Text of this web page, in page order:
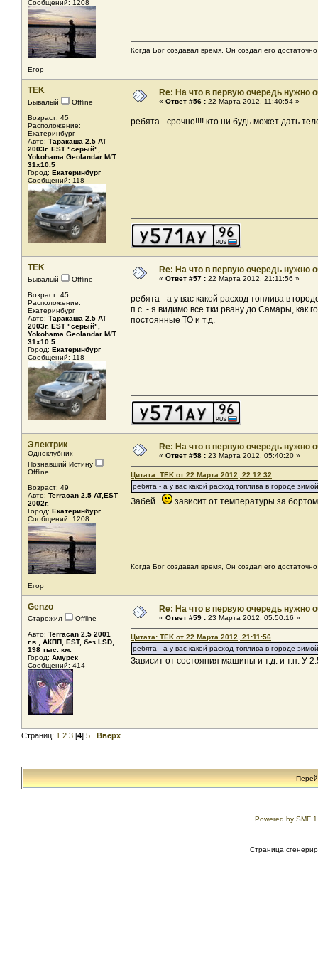
Сообщений: 1208
Егор
Когда Бог создавал время, Он создал его достаточно
TEK
Бывалый
Offline
Возраст: 45
Расположение:
Екатеринбург
Авто: Таракаша 2.5 AT
2003г. EST "серый",
Yokohama Geolandar M/T
31x10.5
Город: Екатеринбург
Сообщений: 118
Re: На что в первую очередь нужно
« Ответ #56 : 22 Марта 2012, 11:40:54 »
ребята - срочно!!!! кто ни будь может дать
TEK
Бывалый
Offline
Возраст: 45
Расположение:
Екатеринбург
Авто: Таракаша 2.5 AT
2003г. EST "серый",
Yokohama Geolandar M/T
31x10.5
Город: Екатеринбург
Сообщений: 118
Re: На что в первую очередь нужно
« Ответ #57 : 22 Марта 2012, 21:11:56 »
ребята - а у вас какой расход топлива в
п.с. - я видимо все тки рвану до Самары, как
постоянные ТО и т.д.
Электрик
Одноклубник
Познавший Истину
Offline
Возраст: 49
Авто: Terracan 2.5 AT,EST
2002г.
Город: Екатеринбург
Сообщений: 1208
Егор
Re: На что в первую очередь нужно
« Ответ #58 : 23 Марта 2012, 05:40:20 »
Цитата: TEK от 22 Марта 2012, 22:12:32
ребята - а у вас какой расход топлива в городе
Забей... зависит от температуры за
Когда Бог создавал время, Он создал его достаточно
Genzo
Старожил
Offline
Авто: Terracan 2.5 2001
г.в., АКПП, EST, без LSD,
198 тыс. км.
Город: Амурск
Сообщений: 414
Re: На что в первую очередь нужно
« Ответ #59 : 23 Марта 2012, 05:50:16 »
Цитата: TEK от 22 Марта 2012, 21:11:56
ребята - а у вас какой расход топлива в городе
Зависит от состояния машины и т.д. и т.п. У
Страниц: 1 2 3 [4] 5 Вверх
Powered by SMF
Страница